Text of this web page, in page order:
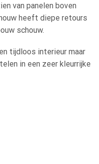
van panelen boven
heeft diepe retours
schouw.
tijdloos interieur maar
in een zeer kleurrijke